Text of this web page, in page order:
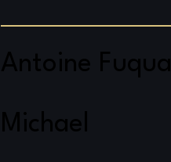
Antoine Fuqua
Michael